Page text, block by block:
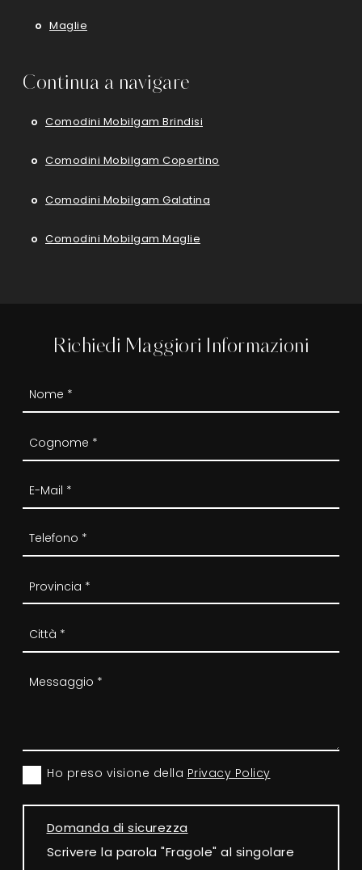
Maglie
Continua a navigare
Comodini Mobilgam Brindisi
Comodini Mobilgam Copertino
Comodini Mobilgam Galatina
Comodini Mobilgam Maglie
Richiedi Maggiori Informazioni
Ho preso visione della Privacy Policy
Domanda di sicurezza
Scrivere la parola "Fragole" al singolare